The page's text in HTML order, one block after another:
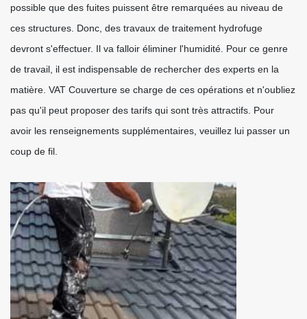
possible que des fuites puissent être remarquées au niveau de
ces structures. Donc, des travaux de traitement hydrofuge
devront s'effectuer. Il va falloir éliminer l'humidité. Pour ce genre
de travail, il est indispensable de rechercher des experts en la
matière. VAT Couverture se charge de ces opérations et n'oubliez
pas qu'il peut proposer des tarifs qui sont très attractifs. Pour
avoir les renseignements supplémentaires, veuillez lui passer un
coup de fil.